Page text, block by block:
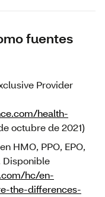
fuentes
Provider
health-
octubre de 2021)
HMO, PPO, EPO,
Disponible
hc/en-
the-differences-